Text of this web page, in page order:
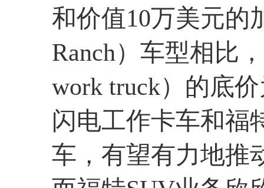
和价值10万美元的
Ranch）车型相比
work truck）的底
闪电工作卡车和福
车，有望有力地推